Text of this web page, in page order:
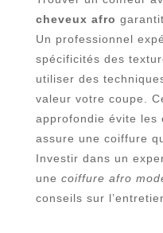
cheveux afro
Un professionnel
spécificités des
utiliser des
valeur votre coupe.
approfondie évite les
assure une coiffure
Investir dans un
une coiffure afro
conseils sur